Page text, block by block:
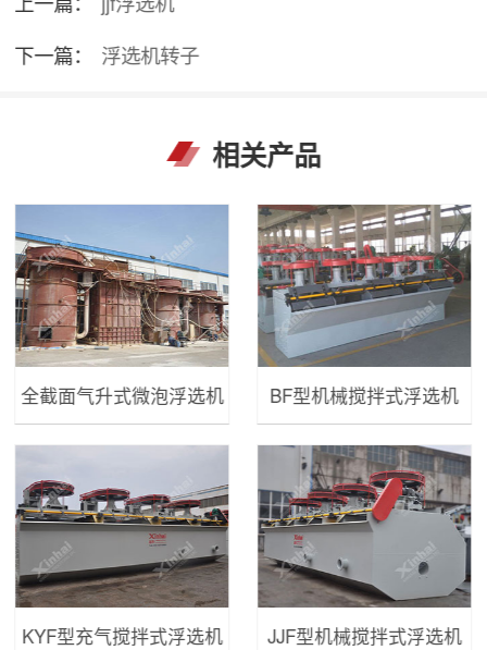
下一篇：
浮选机转子
相关产品
全截面气升式微泡浮选机 BF型机械搅拌式浮选机
KYF型充气搅拌式浮选机 JJF型机械搅拌式浮选机